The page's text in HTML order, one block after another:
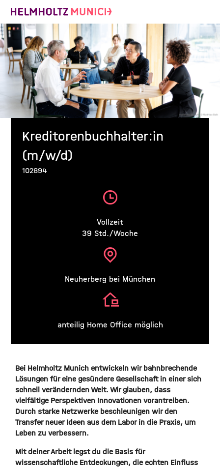
Kreditorenbuchhalter:in
(m/w/d)
102894
Vollzeit
39 Std./Woche
Neuherberg bei München
anteilig Home Office möglich
Bei Helmholtz Munich entwickeln wir bahnbrechende
Lösungen für eine gesündere Gesellschaft in einer sich
schnell verändernden Welt. Wir glauben, dass
vielfältige Perspektiven Innovationen vorantreiben.
Durch starke Netzwerke beschleunigen wir den
Transfer neuer Ideen aus dem Labor in die Praxis, um
Leben zu verbessern.
Mit deiner Arbeit legst du die Basis für
wissenschaftliche Entdeckungen, die echten Einfluss